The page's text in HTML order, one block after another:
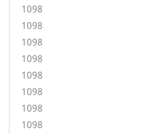
1098
1098
1098
1098
1098
1098
1098
1098